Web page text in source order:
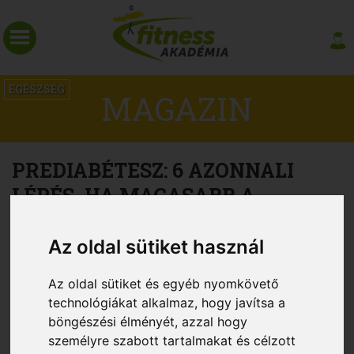
Az oldal sütiket használ
Az oldal sütiket és egyéb nyomkövető
technológiákat alkalmaz, hogy javítsa a
böngészési élményét, azzal hogy
személyre szabott tartalmakat és célzott
EGÉSZSÉG MAGAZIN
PREDIABÉTESZ: 6 AZONNALI
LÉPÉS, HA MAGASABB A